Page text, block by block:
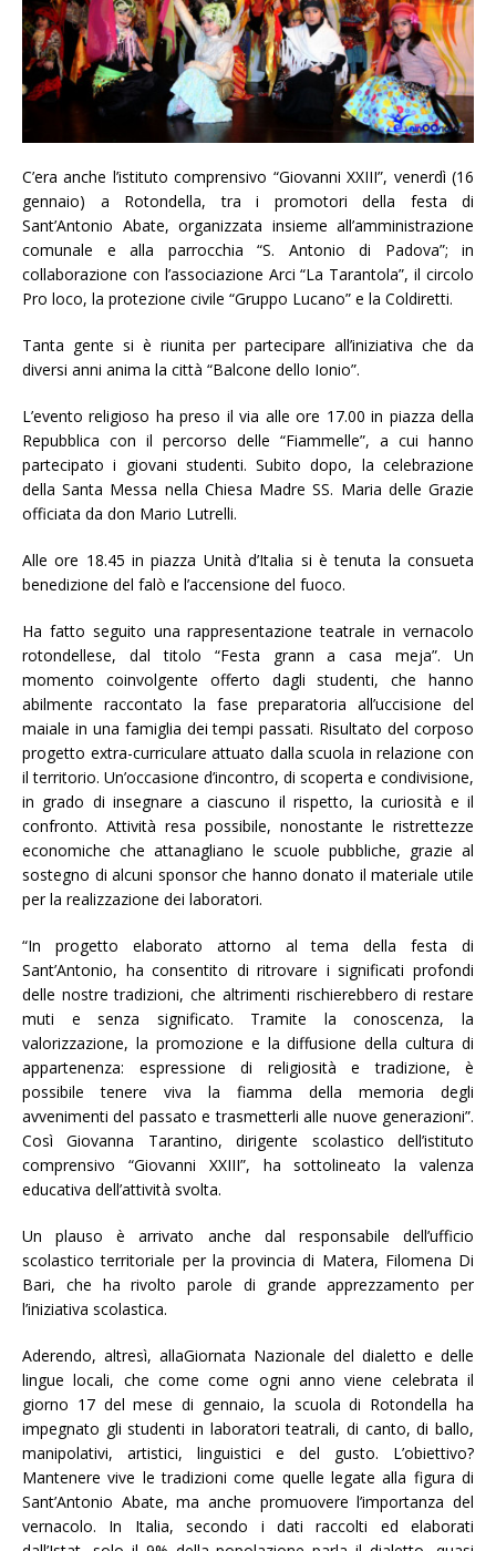
C’era anche l’istituto comprensivo “Giovanni XXIII”, venerdì (16
gennaio) a Rotondella, tra i promotori della festa di
Sant’Antonio Abate, organizzata insieme all’amministrazione
comunale e alla parrocchia “S. Antonio di Padova”; in
collaborazione con l’associazione Arci “La Tarantola”, il circolo
Pro loco, la protezione civile “Gruppo Lucano” e la Coldiretti.
Tanta gente si è riunita per partecipare all’iniziativa che da
diversi anni anima la città “Balcone dello Ionio”.
L’evento religioso ha preso il via alle ore 17.00 in piazza della
Repubblica con il percorso delle “Fiammelle”, a cui hanno
partecipato i giovani studenti. Subito dopo, la celebrazione
della Santa Messa nella Chiesa Madre SS. Maria delle Grazie
officiata da don Mario Lutrelli.
Alle ore 18.45 in piazza Unità d’Italia si è tenuta la consueta
benedizione del falò e l’accensione del fuoco.
Ha fatto seguito una rappresentazione teatrale in vernacolo
rotondellese, dal titolo “Festa grann a casa meja”. Un
momento coinvolgente offerto dagli studenti, che hanno
abilmente raccontato la fase preparatoria all’uccisione del
maiale in una famiglia dei tempi passati. Risultato del corposo
progetto extra-curriculare attuato dalla scuola in relazione con
il territorio. Un’occasione d’incontro, di scoperta e condivisione,
in grado di insegnare a ciascuno il rispetto, la curiosità e il
confronto. Attività resa possibile, nonostante le ristrettezze
economiche che attanagliano le scuole pubbliche, grazie al
sostegno di alcuni sponsor che hanno donato il materiale utile
per la realizzazione dei laboratori.
“In progetto elaborato attorno al tema della festa di
Sant’Antonio, ha consentito di ritrovare i significati profondi
delle nostre tradizioni, che altrimenti rischierebbero di restare
muti e senza significato. Tramite la conoscenza, la
valorizzazione, la promozione e la diffusione della cultura di
appartenenza: espressione di religiosità e tradizione, è
possibile tenere viva la fiamma della memoria degli
avvenimenti del passato e trasmetterli alle nuove generazioni”.
Così Giovanna Tarantino, dirigente scolastico dell’istituto
comprensivo “Giovanni XXIII”, ha sottolineato la valenza
educativa dell’attività svolta.
Un plauso è arrivato anche dal responsabile dell’ufficio
scolastico territoriale per la provincia di Matera, Filomena Di
Bari, che ha rivolto parole di grande apprezzamento per
l’iniziativa scolastica.
Aderendo, altresì, allaGiornata Nazionale del dialetto e delle
lingue locali, che come come ogni anno viene celebrata il
giorno 17 del mese di gennaio, la scuola di Rotondella ha
impegnato gli studenti in laboratori teatrali, di canto, di ballo,
manipolativi, artistici, linguistici e del gusto. L’obiettivo?
Mantenere vive le tradizioni come quelle legate alla figura di
Sant’Antonio Abate, ma anche promuovere l’importanza del
vernacolo. In Italia, secondo i dati raccolti ed elaborati